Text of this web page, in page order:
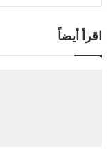
اقرأ أيضاً